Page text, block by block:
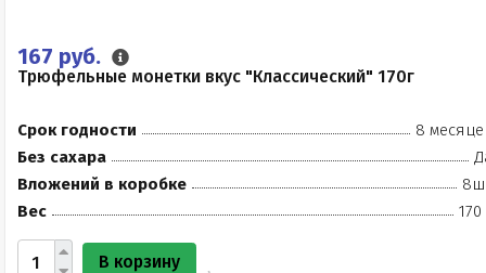
167 руб.
Трюфельные монетки вкус "Классический" 170г
Срок годности
8
Без сахара
Вложений в коробке
Вес
170
В корзину